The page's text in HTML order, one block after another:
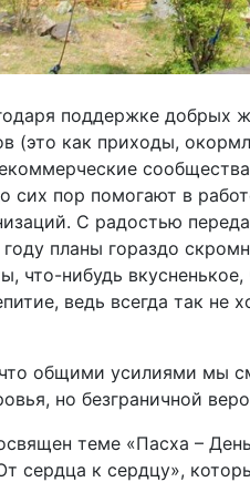
поддержке добрых
(это как приходы,
сих пор помогают в
С радостью
планы гораздо
что-нибудь
ведь всегда так не
общими усилиями мы
но безграничной
теме «Пасха –
сердца к сердцу»,